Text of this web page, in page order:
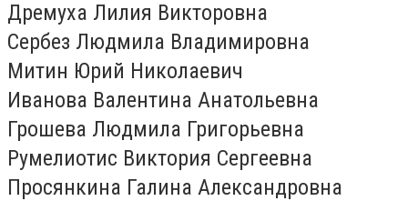
Дремуха Лилия Викторовна
Сербез Людмила Владимировна
Митин Юрий Николаевич
Иванова Валентина Анатольевна
Грошева Людмила Григорьевна
Румелиотис Виктория Сергеевна
Просянкина Галина Александровна